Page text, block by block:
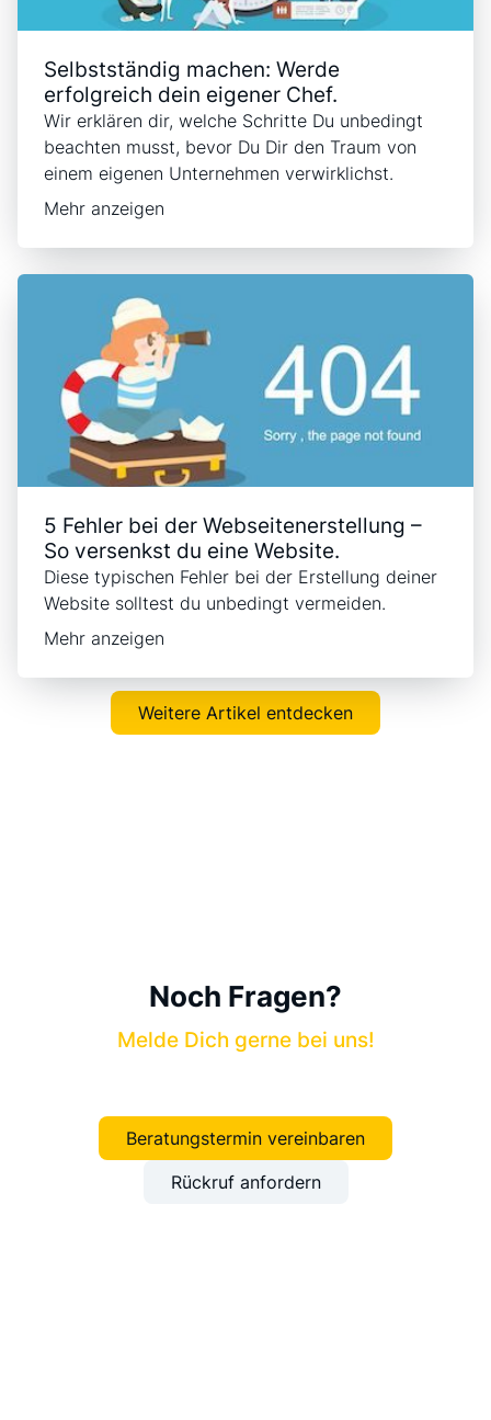
Selbstständig machen: Werde
erfolgreich dein eigener Chef.
Wir erklären dir, welche Schritte Du unbedingt
beachten musst, bevor Du Dir den Traum von
einem eigenen Unternehmen verwirklichst.
Mehr anzeigen
5 Fehler bei der Webseitenerstellung –
So versenkst du eine Website.
Diese typischen Fehler bei der Erstellung deiner
Website solltest du unbedingt vermeiden.
Mehr anzeigen
Weitere Artikel entdecken
Noch Fragen?
Melde Dich gerne bei uns!
Beratungstermin vereinbaren
Rückruf anfordern